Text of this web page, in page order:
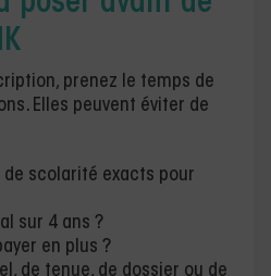
prenez le temps de
Elles peuvent éviter de
scolarité exacts pour
sur 4 ans ?
en plus ?
de tenue, de dossier ou de